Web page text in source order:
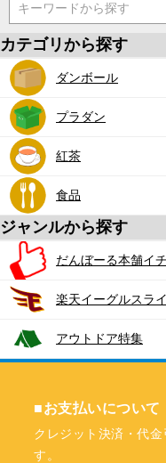
キーワードから探す
カテゴリから探す
ダンボール
プラダン
紅茶
食品
ジャンルから探す
だんぼーる本舗イ
楽天イーグルスラ
アウトドア特集
■お支払いについて
クレジット決済・代
す。